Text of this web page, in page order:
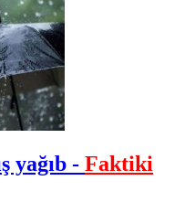
yağıb - Faktiki